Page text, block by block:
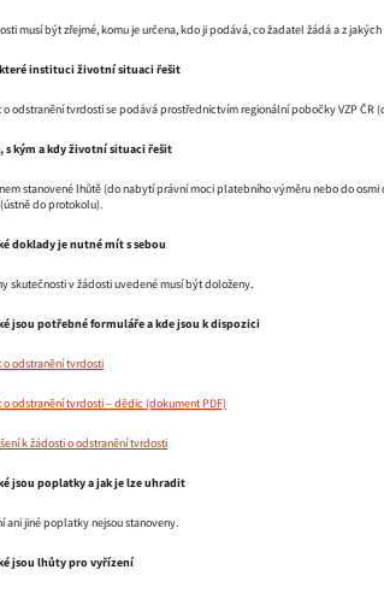
musí být zřejmé, komu je určena, kdo ji podává, co žadatel žádá a z
instituci životní situaci řešit
o odstranění tvrdosti se podává prostřednictvím regionální pobočky VZP
s kým a kdy životní situaci řešit
stanovené lhůtě (do nabytí právní moci platebního výměru nebo do
do protokolu).
doklady je nutné mít s sebou
skutečnosti v žádosti uvedené musí být doloženy.
jsou potřebné formuláře a kde jsou k dispozici
o odstranění tvrdosti
o odstranění tvrdosti – dědic
k žádosti o odstranění tvrdosti
jsou poplatky a jak je lze uhradit
ani jiné poplatky nejsou stanoveny.
jsou lhůty pro vyřízení